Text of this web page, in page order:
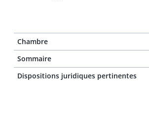
Chambre
Sommaire
Dispositions juridiques pertinentes